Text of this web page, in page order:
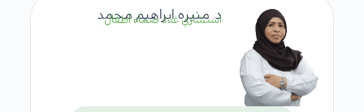
د. منيره ابراهيم محمد
استشاري غدد صماء اطفال